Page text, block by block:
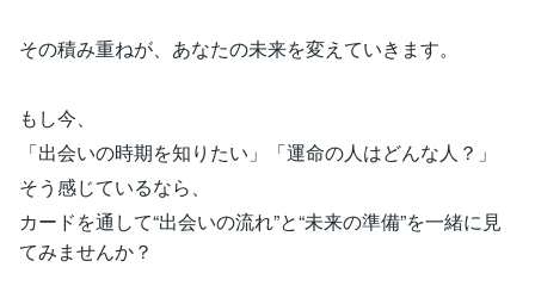
その積み重ねが、あなたの未来を変えていきます。
もし今、
「出会いの時期を知りたい」「運命の人はどんな人？」
そう感じているなら、
カードを通して“出会いの流れ”と“未来の準備”を一緒に見
てみませんか？